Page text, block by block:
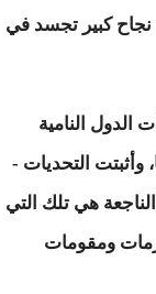
نجاح كبير تجسد في
الدول النامية
وأثبتت التحديات -
هي تلك التي
ومقومات